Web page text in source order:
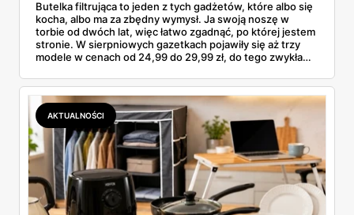
Butelka filtrująca to jeden z tych gadżetów, które albo się
kocha, albo ma za zbędny wymysł. Ja swoją noszę w
torbie od dwóch lat, więc łatwo zgadnąć, po której jestem
stronie. W sierpniowych gazetkach pojawiły się aż trzy
modele w cenach od 24,99 do 29,99 zł, do tego zwykła
wszystkie oferty i policzyłam, kiedy taki zakup faktycznie
się opłaca.
AKTUALNOŚCI